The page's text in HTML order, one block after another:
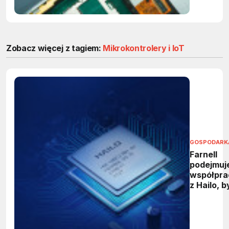
Zobacz więcej z tagiem: Mikrokontrolery i IoT
Farnell
z Hailo,